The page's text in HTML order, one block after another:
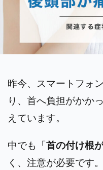
昨今、スマートフォ
り、首へ負担がかか
えています。
中でも「首の付け根
く、注意が必要です。